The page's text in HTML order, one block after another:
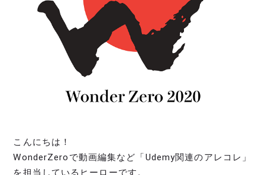
こんにちは！
WonderZeroで動画編集など「Udemy関連のアレコレ」
を担当しているヒーローです。